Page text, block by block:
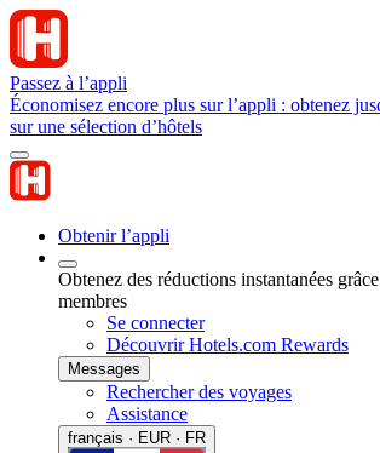
Passez à l’appli
Économisez encore plus sur l’appli : obtenez
sur une sélection d’hôtels
Obtenir l’appli
Obtenez des réductions instantanées
membres
Se connecter
Découvrir Hotels.com Rewards
Messages
Rechercher des voyages
Assistance
français · EUR · FR